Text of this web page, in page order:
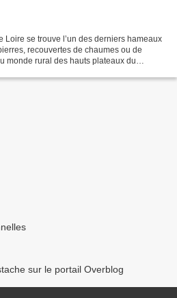
Loire se trouve l’un des derniers hameaux
recouvertes de chaumes ou de
monde rural des hauts plateaux du
sur le portail Overblog